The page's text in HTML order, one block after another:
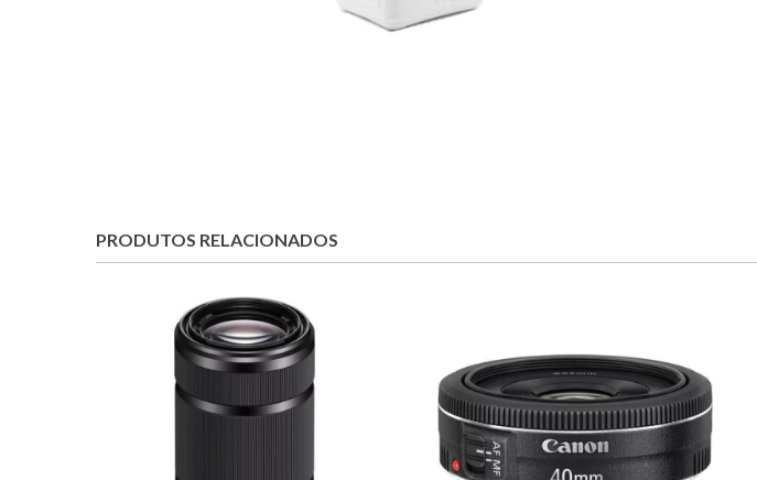
PRODUTOS RELACIONADOS